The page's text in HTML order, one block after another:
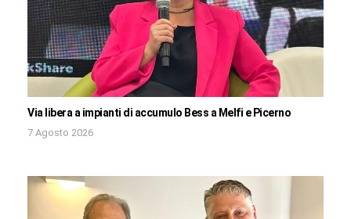
Via libera a impianti di accumulo Bess a Melfi e Picerno
7 Agosto 2026